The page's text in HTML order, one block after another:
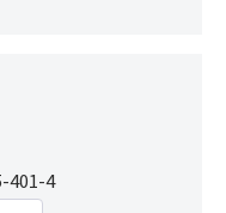
401-4